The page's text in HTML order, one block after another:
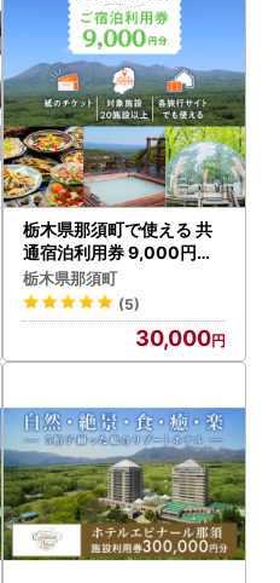
栃木県那須町で使える 共
通宿泊利用券 9,000円分
（3,000円×3枚）〔D-9
〕｜旅行 チケット 宿泊券
栃木県那須町
(5)
30,000